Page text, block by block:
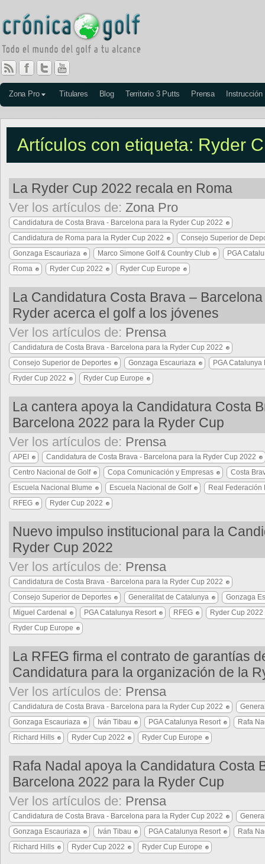
Zona Pro Titulares Blog Territorio 3 Putts Prensa Instrucción
Artículos con etiqueta: Ryder
La Ryder Cup 2022 recala en Roma
Ver los artículos de: Zona Pro
Candidatura de Costa Brava - Barcelona para la Ryder Cup 2022
Candidatura de Roma para la Ryder Cup 2022
Consejo Superior de
Gonzaga Escauriaza
Marco Simone Golf & Country Club
PGA
Roma
Ryder Cup 2022 Ryder Cup Europe
La Candidatura Costa Brava –
Ryder acerca el golf a los jóvenes
Ver los artículos de: Prensa
Candidatura de Costa Brava - Barcelona para la Ryder Cup 2022
Consejo Superior de Deportes
Gonzaga Escauriaza
PGA Catalunya
Ryder Cup 2022
Ryder Cup Europe
La cantera apoya la Candidatura Costa
Barcelona 2022 para la Ryder Cup
Ver los artículos de: Prensa
APEI
Candidatura de Costa Brava - Barcelona para la Ryder Cup 2022
Centro Nacional de Golf
Copa Comunicación y Empresas
Costa
Escuela Nacional Blume
Escuela Nacional de Golf
Real Federación
RFEG
Ryder Cup 2022
Nuevo impulso institucional para la
Ryder Cup 2022
Ver los artículos de: Prensa
Candidatura de Costa Brava - Barcelona para la Ryder Cup 2022
Consejo Superior de Deportes
Generalitat de Catalunya
Gonzaga
Miguel Cardenal
PGA Catalunya Resort RFEG
Ryder Cup 2022
Ryder Cup Europe
La RFEG firma el contrato de garantías
Candidatura para la organización de la
Ver los artículos de: Prensa
Candidatura de Costa Brava - Barcelona para la Ryder Cup 2022
Gonzaga Escauriaza
Iván Tibau PGA Catalunya Resort
Rafa
Richard Hills
Ryder Cup 2022 Ryder Cup Europe
Rafa Nadal apoya la Candidatura Costa
Barcelona 2022 para la Ryder Cup
Ver los artículos de: Prensa
Candidatura de Costa Brava - Barcelona para la Ryder Cup 2022
Gonzaga Escauriaza
Iván Tibau PGA Catalunya Resort
Rafa
Richard Hills
Ryder Cup 2022 Ryder Cup Europe